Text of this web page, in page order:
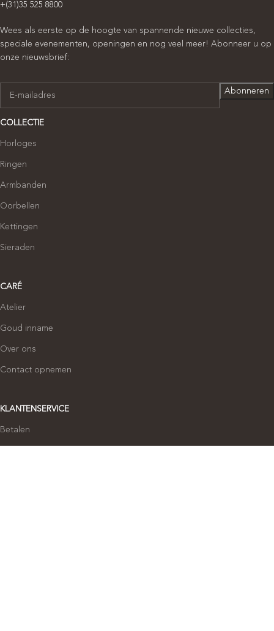
+(31)35 525 8800
Wees als eerste op de hoogte van spannende nieuwe collecties,
speciale evenementen, openingen en nog veel meer! Abonneer u op
onze nieuwsbrief:
COLLECTIE
Horloges
Ringen
Armbanden
Oorbellen
Kettingen
Sieraden
CARÉ
Atelier
Goud inname
Over ons
Contact opnemen
KLANTENSERVICE
Betalen